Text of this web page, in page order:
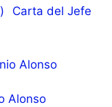
Carta del Jefe
Alonso